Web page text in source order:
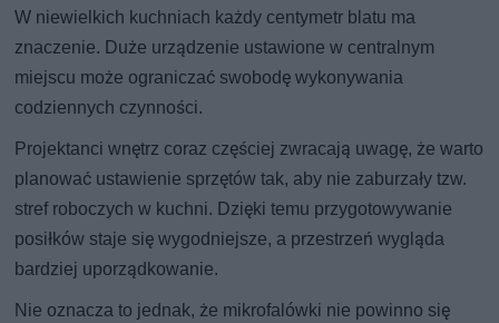
W niewielkich kuchniach każdy centymetr blatu ma
znaczenie. Duże urządzenie ustawione w centralnym
miejscu może ograniczać swobodę wykonywania
codziennych czynności.
Projektanci wnętrz coraz częściej zwracają uwagę, że warto
planować ustawienie sprzętów tak, aby nie zaburzały tzw.
stref roboczych w kuchni. Dzięki temu przygotowywanie
posiłków staje się wygodniejsze, a przestrzeń wygląda
bardziej uporządkowanie.
Nie oznacza to jednak, że mikrofalówki nie powinno się